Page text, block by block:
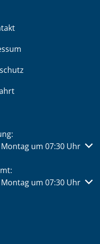
Schließzeiten
um 07:30 Uhr
Schließzeiten
um 07:30 Uhr